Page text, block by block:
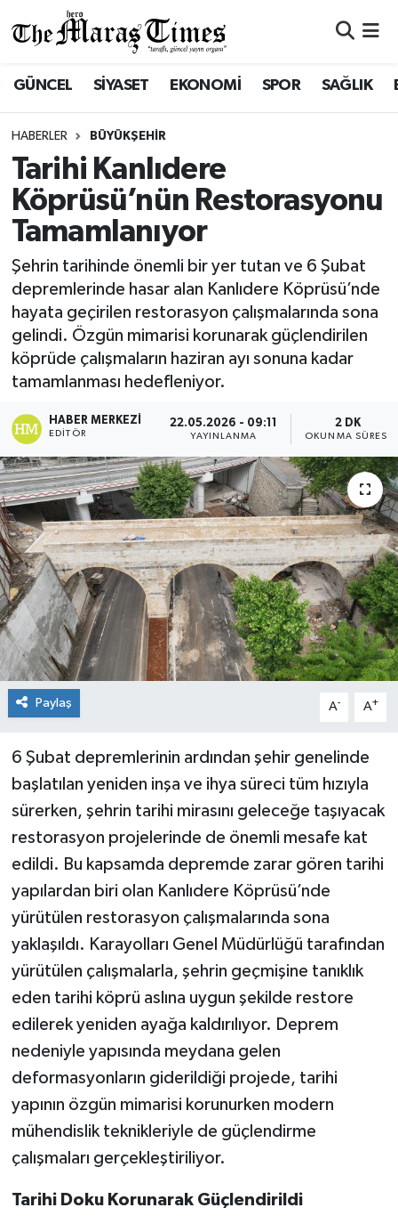
GÜNCEL SİYASET EKONOMİ SPOR SAĞLIK
HABERLER BÜYÜKŞEHİR
Tarihi Kanlıdere
Köprüsü’nün Restorasyonu
Tamamlanıyor
Şehrin tarihinde önemli bir yer tutan ve 6 Şubat
depremlerinde hasar alan Kanlıdere Köprüsü’nde
hayata geçirilen restorasyon çalışmalarında sona
gelindi. Özgün mimarisi korunarak güçlendirilen
köprüde çalışmaların haziran ayı sonuna kadar
tamamlanması hedefleniyor.
HABER MERKEZI
EDITÖR
22.05.2026 - 09:11
YAYINLANMA
2 DK
OKUNMA SÜRESI
Paylaş A- A+
6 Şubat depremlerinin ardından şehir genelinde
başlatılan yeniden inşa ve ihya süreci tüm hızıyla
sürerken, şehrin tarihi mirasını geleceğe taşıyacak
restorasyon projelerinde de önemli mesafe kat
edildi. Bu kapsamda depremde zarar gören tarihi
yapılardan biri olan Kanlıdere Köprüsü’nde
yürütülen restorasyon çalışmalarında sona
yaklaşıldı. Karayolları Genel Müdürlüğü tarafından
yürütülen çalışmalarla, şehrin geçmişine tanıklık
eden tarihi köprü aslına uygun şekilde restore
edilerek yeniden ayağa kaldırılıyor. Deprem
nedeniyle yapısında meydana gelen
deformasyonların giderildiği projede, tarihi
yapının özgün mimarisi korunurken modern
mühendislik teknikleriyle de güçlendirme
çalışmaları gerçekleştiriliyor.
Tarihi Doku Korunarak Güçlendirildi
BÜYÜKŞEHİR
DULKADİROĞLU
İŞ DÜNYASI
KÜLTÜR&SANAT
SİVİL TOPLUM
SOSYAL YAŞAM
ULUSAL HABERLER
BÜYÜKŞEHİR
DULKADİROĞLU
EĞİTİM
GÜNCEL
İLÇE HABERLERİ
İŞ DÜNYASI
KÜLTÜR&SANAT
ONİKİŞUBAT
SAĞLIK
SİVİL TOPLUM
SİYASET
SOSYAL YAŞAM
SPOR
ULUSAL HABERLER
Hava Durumu
Namaz Vakitleri
Trafik Durumu
Süper Lig Puan Durumu ve Fikstür
Tüm Manşetler
Son Dakika Haberleri
Haber Arşivi